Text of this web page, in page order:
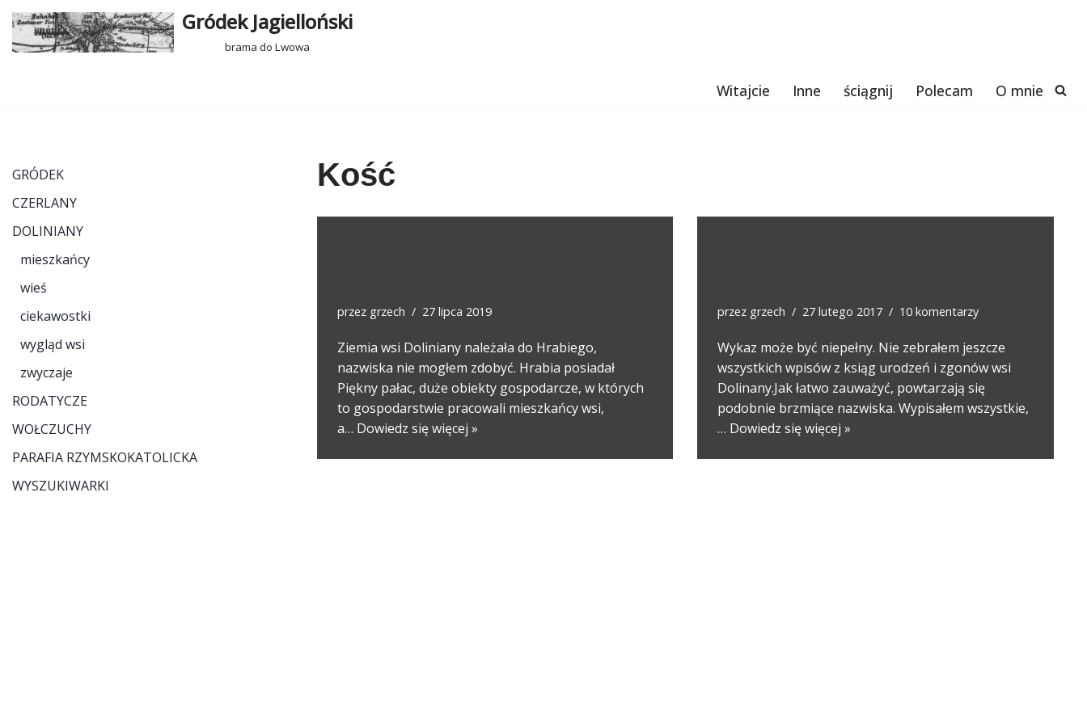
Przejdź
Gródek Jagielloński
brama do Lwowa
Witajcie Inne ściągnij Polecam O mnie
GRÓDEK
CZERLANY
DOLINIANY
mieszkańcy
wieś
ciekawostki
wygląd wsi
zwyczaje
RODATYCZE
WOŁCZUCHY
PARAFIA RZYMSKOKATOLICKA
WYSZUKIWARKI
Kość
przez grzech 27 lipca 2019
Ziemia wsi Doliniany należała do Hrabiego,
nazwiska nie mogłem zdobyć. Hrabia posiadał
Piękny pałac, duże obiekty gospodarcze, w których
to gospodarstwie pracowali mieszkańcy wsi,
a… Dowiedz się więcej »
przez grzech 27 lutego 2017 10 komentarzy
Wykaz może być niepełny. Nie zebrałem jeszcze
wszystkich wpisów z ksiąg urodzeń i zgonów wsi
Dolinany.Jak łatwo zauważyć, powtarzają się
podobnie brzmiące nazwiska. Wypisałem wszystkie,
… Dowiedz się więcej »